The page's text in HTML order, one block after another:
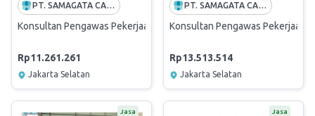
PT. SAMAGATA CASANOVA ARSITEK
Konsultan Pengawas Pekerjaan Renovasi Facade, Furniture, M/E
Rp11.261.261
Jakarta Selatan
PT. SAMAGATA CASANOVA ARSITEK
Konsultan Pengawas Pekerjaan
Rp13.513.514
Jakarta Selatan
Jasa Jasa